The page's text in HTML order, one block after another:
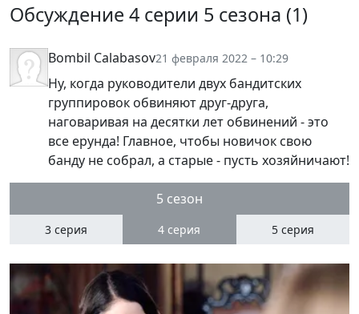
Обсуждение 4 серии 5 сезона (1)
Bombil Calabasov21 февраля 2022 – 10:29
Ну, когда руководители двух бандитских
группировок обвиняют друг-друга,
наговаривая на десятки лет обвинений - это
все ерунда! Главное, чтобы новичок свою
банду не собрал, а старые - пусть хозяйничают!
5 сезон
3 серия 4 серия 5 серия